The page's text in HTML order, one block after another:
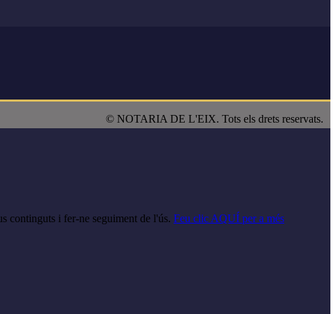
© NOTARIA DE L'EIX. Tots els drets reservats.
continguts i fer-ne seguiment de l'ús. Feu clic AQUÍ per a més